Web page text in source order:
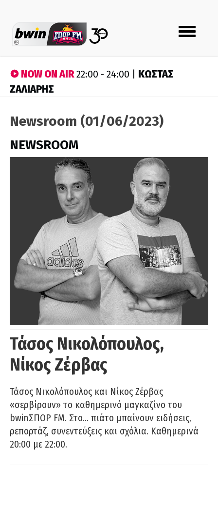
Toggle
navigation
NOW ON AIR22:00 - 24:00 | ΚΩΣΤΑΣ
ΖΑΛΙΑΡΗΣ
Newsroom (01/06/2023)
NEWSROOM
Τάσος Νικολόπουλος,
Νίκος Ζέρβας
Τάσος Νικολόπουλος και Νίκος Ζέρβας
«σερβίρουν» το καθημερινό μαγκαζίνο του
bwinΣΠΟΡ FM. Στο… πιάτο μπαίνουν ειδήσεις,
ρεπορτάζ, συνεντεύξεις και σχόλια. Καθημερινά
20:00 με 22:00.